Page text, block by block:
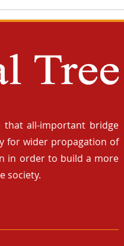
that all-important bridge
for wider propagation of
in order to build a more
society.